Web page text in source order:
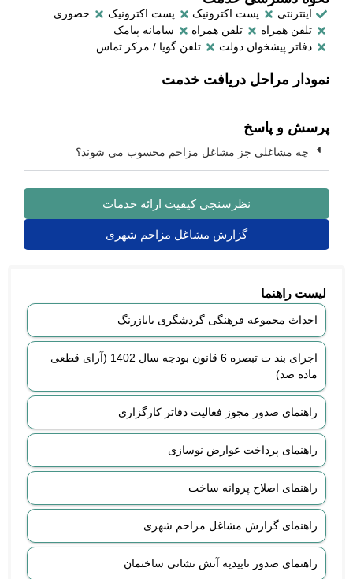
لیست راهنما
احداث مجموعه فرهنگی گردشگری بابازرنگ
اجرای بند ت تبصره 6 قانون بودجه سال 1402 (آرای قطعی
ماده صد)
راهنمای صدور مجوز فعالیت دفاتر کارگزاری
راهنمای پرداخت عوارض نوسازی
راهنمای اصلاح پروانه ساخت
راهنمای گزارش مشاغل مزاحم شهری
راهنمای صدور تاییدیه آتش نشانی ساختمان
اینترنتی پست اکترونیک پست اکترونیک
حضوری
تلفن همراه
تلفن همراه
سامانه پیامک
دفاتر پیشخوان دولت
تلفن گویا / مرکز تماس
نمودار مراحل دریافت خدمت
پرسش و پاسخ
چه مشاغلی جز مشاغل مزاحم محسوب می شوند؟
نظرسنجی کیفیت ارائه خدمات
گزارش مشاغل مزاحم شهری